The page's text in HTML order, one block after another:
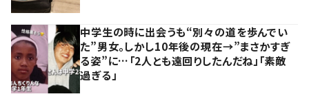
中学生の時に出会うも“別々の道を歩んでい
た”男女。しかし10年後の現在→”まさかすぎ
る姿”に…「2人とも遠回りしたんだね」「素敵
過ぎる」